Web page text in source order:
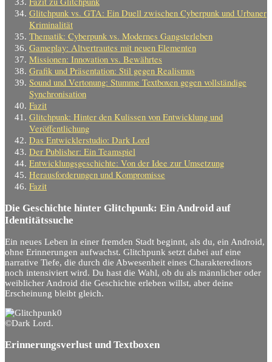
Glitchpunk vs. GTA: Ein Duell zwischen Cyberpunk und Urbaner
Kriminalität
Thematik: Cyberpunk vs. Modernes Gangsterleben
Gameplay: Altvertrautes mit neuen Elementen
Missionen: Innovation vs. Bewährtes
Grafik und Präsentation: Stil gegen Realismus
Sound und Vertonung: Stumme Textboxen gegen vollständige
Synchronisation
Fazit
Glitchpunk: Hinter den Kulissen von Entwicklung und
Veröffentlichung
Das Entwicklerstudio: Dark Lord
Der Publisher: Ein Teamspiel
Entwicklungsgeschichte: Von der Idee zur Umsetzung
Herausforderungen und Kompromisse
Fazit
Die Geschichte hinter Glitchpunk: Ein Android auf
Identitätssuche
Ein neues Leben in einer fremden Stadt beginnt, als du, ein Android,
ohne Erinnerungen aufwachst. Glitchpunk setzt dabei auf eine
narrative Tiefe, die durch die Abwesenheit eines Charaktereditors
noch intensiviert wird. Du hast die Wahl, ob du als männlicher oder
weiblicher Android die Geschichte erleben willst, aber deine
Erscheinung bleibt gleich.
©Dark Lord.
Erinnerungsverlust und Textboxen